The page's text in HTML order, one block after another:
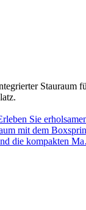
Sie
mit dem
die kompakten